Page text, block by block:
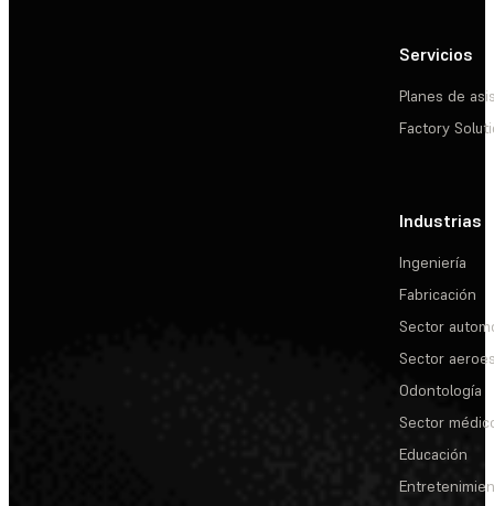
Servicios
Planes de
Factory
Industrias
Ingeniería
Fabricación
Sector
Sector
Odontología
Sector
Educación